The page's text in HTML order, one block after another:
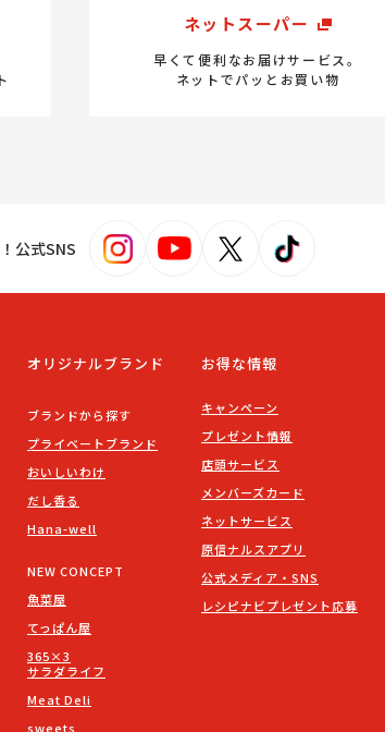
ネットスーパー
早くて便利なお届けサービス。
ネットでパッとお買い物
公式SNS
オリジナルブランド
ブランドから探す
プライベートブランド
おいしいわけ
だし香る
Hana-well
NEW CONCEPT
魚菜屋
てっぱん屋
365×3
サラダライフ
Meat Deli
sweets
お得な情報
キャンペーン
プレゼント情報
店頭サービス
メンバーズカード
ネットサービス
原信ナルスアプリ
公式メディア・SNS
レシピナビプレゼント応募